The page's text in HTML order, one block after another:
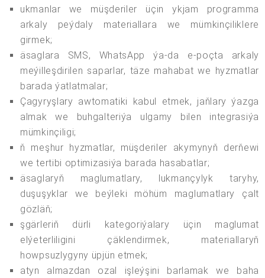
ukmanlar we müşderiler üçin ykjam programma
arkaly peýdaly materiallara we mümkinçiliklere
girmek;
äsaglara SMS, WhatsApp ýa-da e-poçta arkaly
meýilleşdirilen saparlar, täze mahabat we hyzmatlar
barada ýatlatmalar;
Çagyryşlary awtomatiki kabul etmek, jaňlary ýazga
almak we buhgalteriýa ulgamy bilen integrasiýa
mümkinçiligi;
ň meşhur hyzmatlar, müşderiler akymynyň derňewi
we tertibi optimizasiýa barada hasabatlar;
äsaglaryň maglumatlary, lukmançylyk taryhy,
duşuşyklar we beýleki möhüm maglumatlary çalt
gözläň;
şgärleriň dürli kategoriýalary üçin maglumat
elýeterliligini çäklendirmek, materiallaryň
howpsuzlygyny üpjün etmek;
atyn almazdan ozal işleýşini barlamak we baha